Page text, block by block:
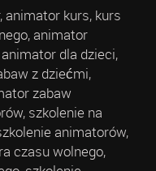
kurs, kurs
animator
dla dzieci,
z dziećmi,
zabaw
szkolenie na
animatorów,
czasu wolnego,